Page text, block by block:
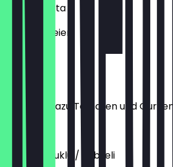
Göz Yumurta
4x Spiegeleier
€ 7,50
Omlet
Omelett, dazu Tomaten und Gurken
€ 7,50
Omlet Sucuklu / Sebzeli